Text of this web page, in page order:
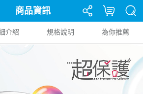
商品資訊
介紹 規格說明 為你推薦